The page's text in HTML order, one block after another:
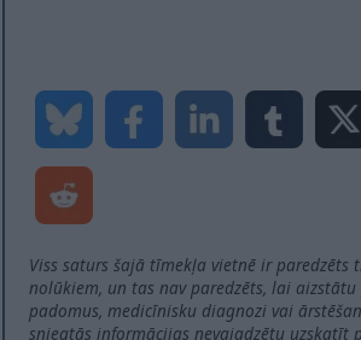
Viss saturs šajā tīmekļa vietnē ir
nolūkiem, un tas nav paredzēts, lai
padomus, medicīnisku diagnozi vai
sniegtās informācijas nevajadzētu uzskatīt